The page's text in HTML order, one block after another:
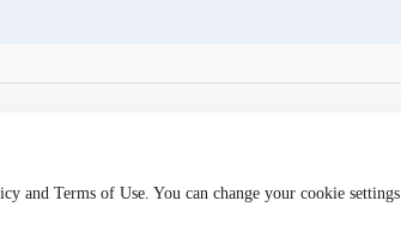
and Terms of Use. You can change your cookie settings